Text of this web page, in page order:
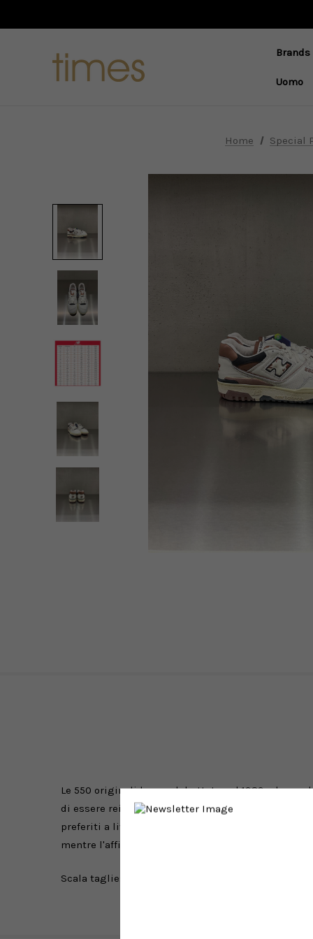
Brands
Uomo
Home Special
Le 550 originali hanno debuttato nel 1989 e
di essere reintrodotte in edizioni limitate alla fine
preferiti a livello mondiale. La silhouette snella e
mentre l'affidabile struttura della tomaia in mesh
Scala taglie: US Men